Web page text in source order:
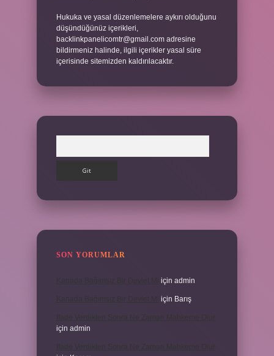
Hukuka ve yasal düzenlemelere aykırı olduğunu
düşündüğünüz içerikleri,
backlinkpanelicomtr@gmail.com adresine
bildirmeniz halinde, ilgili içerikler yasal süre
içerisinde sitemizden kaldırılacaktır.
SON YORUMLAR
için admin
için Barış
için admin